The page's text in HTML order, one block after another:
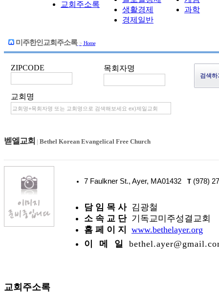
교회주소록
생활경제
경제일반
과학
미주한인교회주소록 > Home
ZIPCODE 목회자명
교회명
벧엘교회 | Bethel Korean Evangelical Free Church
7 Faulkner St., Ayer, MA01432 T (978)
담 임 목 사 김광철
소 속 교 단 기독교미주성결교회
홈 페 이 지
www.bethelayer.org
이 메 일
교회주소록